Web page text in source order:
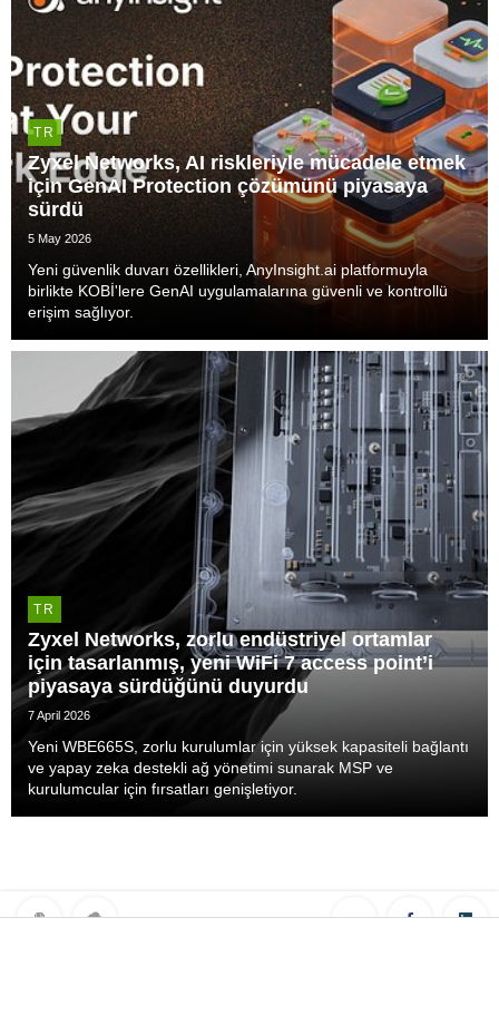
TR
Zyxel Networks, AI riskleriyle mücadele etmek
için GenAI Protection çözümünü piyasaya
sürdü
5 May 2026
Yeni güvenlik duvarı özellikleri, AnyInsight.ai platformuyla
birlikte KOBİ'lere GenAI uygulamalarına güvenli ve kontrollü
erişim sağlıyor.
TR
Zyxel Networks, zorlu endüstriyel ortamlar
için tasarlanmış, yeni WiFi 7 access point’i
piyasaya sürdüğünü duyurdu
7 April 2026
Yeni WBE665S, zorlu kurulumlar için yüksek kapasiteli bağlantı
ve yapay zeka destekli ağ yönetimi sunarak MSP ve
kurulumcular için fırsatları genişletiyor.